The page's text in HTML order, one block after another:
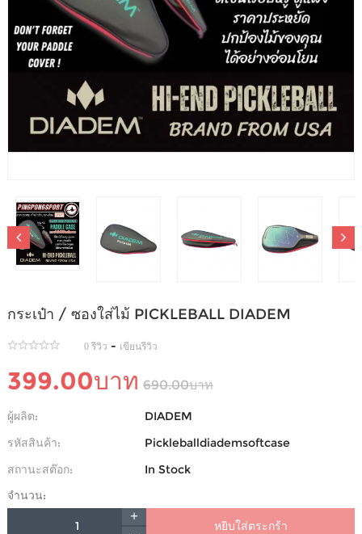
กระเป๋า / ซองใส่ไม้ PICKLEBALL DIADEM
0 รีวิว - เขียนรีวิว
399.00บาท 690.00บาท
ผู้ผลิต:
DIADEM
รหัสสินค้า:
Pickleballdiademsoftcase
สถานะสต๊อก:
In Stock
จำนวน:
หยิบใส่ตระกร้า